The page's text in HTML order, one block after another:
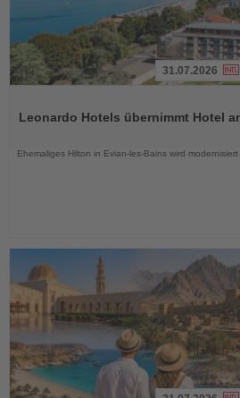
die
31.07.2026
Leonardo Hotels übernimmt Hotel
Ehemaliges Hilton in Evian-les-Bains wird